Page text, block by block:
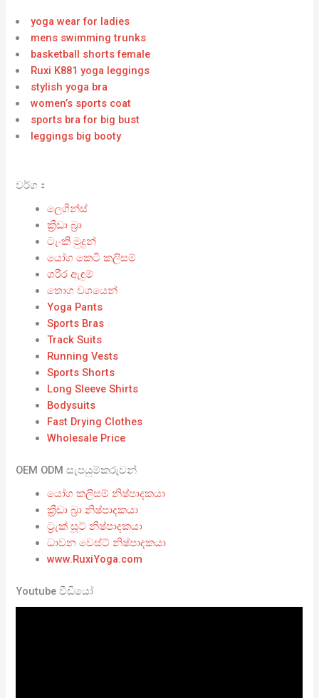
yoga wear for ladies
mens swimming trunks
basketball shorts female
Ruxi K881 yoga leggings
stylish yoga bra
women’s sports coat
sports bra for big bust
leggings big booty
වර්ග：
ලෙගින්ස්
ක්‍රීඩා බ්‍රා
ටැංකි මුදුන්
යෝග කෙටි කලිසම්
ශරීර ඇඳුම්
තොග වශයෙන්
Yoga Pants
Sports Bras
Track Suits
Running Vests
Sports Shorts
Long Sleeve Shirts
Bodysuits
Fast Drying Clothes
Wholesale Price
OEM ODM සැපයුම්කරුවන්
යෝග කලිසම් නිෂ්පාදකයා
ක්‍රීඩා බ්‍රා නිෂ්පාදකයා
ට්‍රැක් සූට් නිෂ්පාදකයා
ධාවන වෙස්ට් නිෂ්පාදකයා
www.RuxiYoga.com
Youtube වීඩියෝ